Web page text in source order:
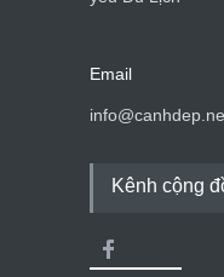
Email
Kênh cộng